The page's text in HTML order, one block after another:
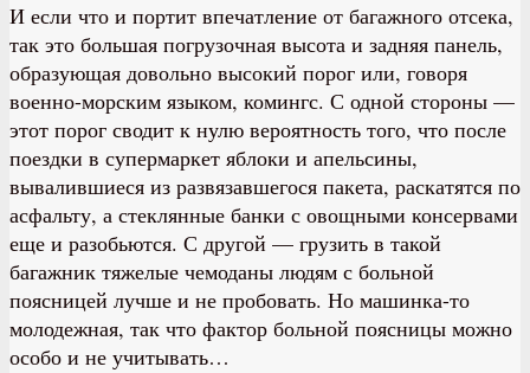
И если что и портит впечатление от багажного отсека,
так это большая погрузочная высота и задняя панель,
образующая довольно высокий порог или, говоря
военно-морским языком, комингс. С одной стороны —
этот порог сводит к нулю вероятность того, что после
поездки в супермаркет яблоки и апельсины,
вывалившиеся из развязавшегося пакета, раскатятся по
асфальту, а стеклянные банки с овощными консервами
еще и разобьются. С другой — грузить в такой
багажник тяжелые чемоданы людям с больной
поясницей лучше и не пробовать. Но машинка-то
молодежная, так что фактор больной поясницы можно
особо и не учитывать…